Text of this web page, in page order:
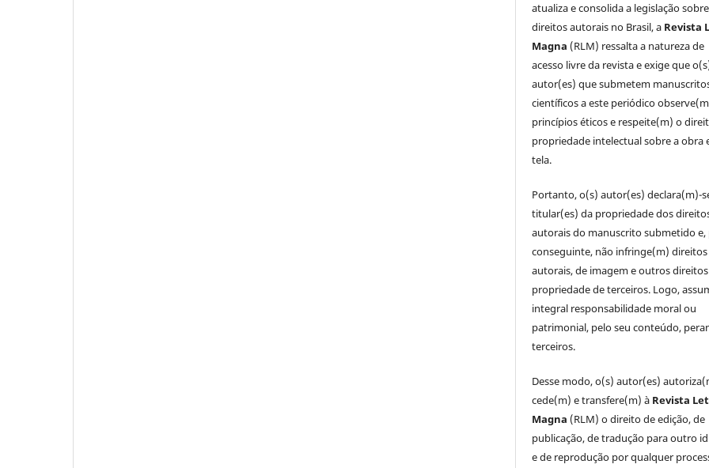
atualiza e consolida a legislação sobre
direitos autorais no Brasil, a Revista
Magna (RLM) ressalta a natureza de
acesso livre da revista e exige que
autor(es) que submetem
científicos a este periódico
princípios éticos e respeite(m) o
propriedade intelectual sobre a obra
tela.
Portanto, o(s) autor(es) declara(m)-
titular(es) da propriedade dos
autorais do manuscrito submetido e,
conseguinte, não infringe(m) direitos
autorais, de imagem e outros
propriedade de terceiros. Logo,
integral responsabilidade moral ou
patrimonial, pelo seu conteúdo,
terceiros.
Desse modo, o(s) autor(es)
cede(m) e transfere(m) à Revista
Magna (RLM) o direito de edição, de
publicação, de tradução para outro
e de reprodução por qualquer